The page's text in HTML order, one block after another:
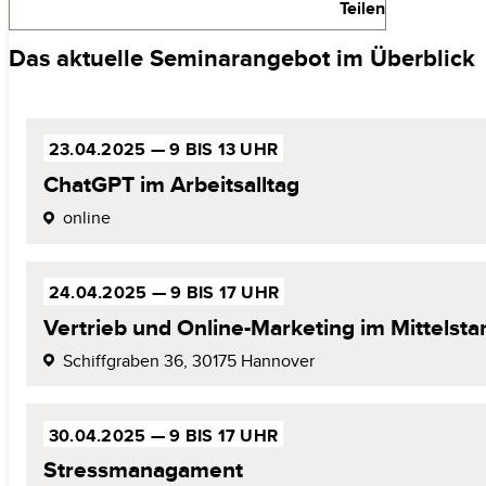
Teilen
Das aktuelle Seminarangebotim Überblick
23.04.2025 —9 BIS 13 UHR
ChatGPT im Arbeitsalltag
online
24.04.2025 —9 BIS 17 UHR
Vertrieb und Online-Marketing im
Schiffgraben 36, 30175 Hannover
30.04.2025 —9 BIS 17 UHR
Stressmanagament